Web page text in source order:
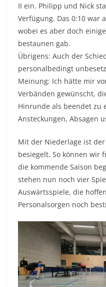
II ein. Philipp und Nick
Verfügung. Das 0:10 war
wobei es aber doch
bestaunen gab.
Übrigens: Auch der
personalbedingt
Meinung: Ich hätte mir
Verbänden gewünscht,
Hinrunde als beendet zu
Ansteckungen, Absagen
Mit der Niederlage ist
besiegelt. So können wir
die kommende Saison
stehen nun noch vier
Auswärtsspiele, die
Personalsorgen noch